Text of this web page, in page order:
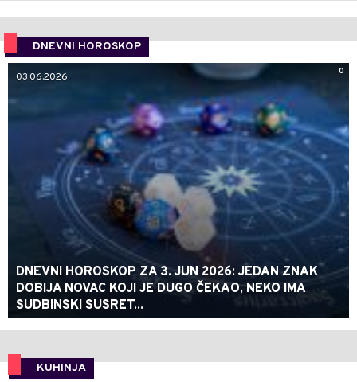
DNEVNI HOROSKOP
0
03.06.2026.
DNEVNI HOROSKOP ZA 3. JUN 2026: JEDAN ZNAK
DOBIJA NOVAC KOJI JE DUGO ČEKAO, NEKO IMA
SUDBINSKI SUSRET...
KUHINJA